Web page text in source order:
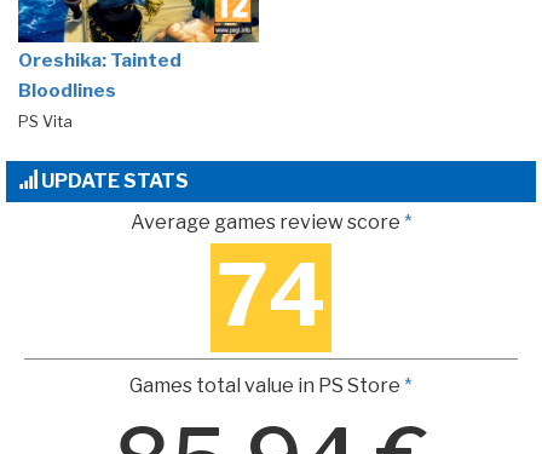
Oreshika: Tainted
Bloodlines
PS Vita
UPDATE STATS
Average games review score *
74
Games total value in PS Store *